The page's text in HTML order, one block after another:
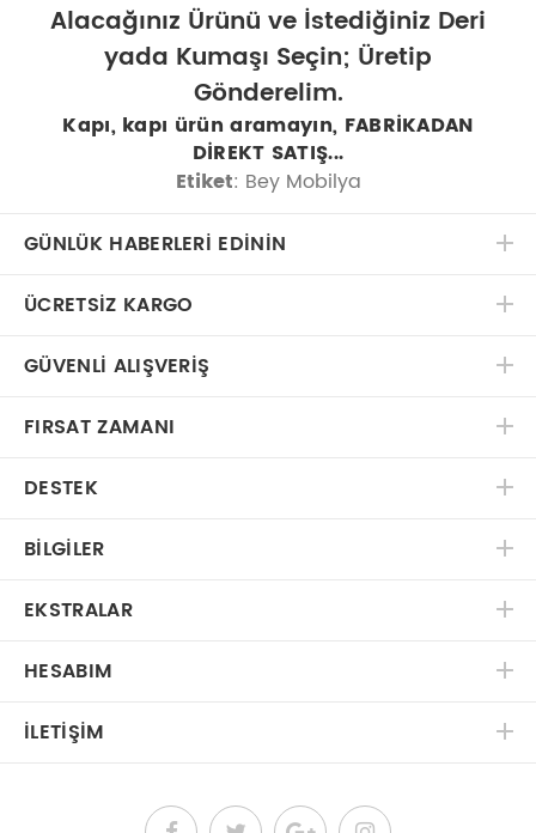
Alacağınız Ürünü ve İstediğiniz Deri
yada Kumaşı Seçin; Üretip
Gönderelim.
Kapı, kapı ürün aramayın, FABRİKADAN
DİREKT SATIŞ...
Etiket: Bey Mobilya
GÜNLÜK HABERLERİ EDİNİN
ÜCRETSIZ KARGO
GÜVENLI ALIŞVERIŞ
FIRSAT ZAMANI
DESTEK
BILGILER
EKSTRALAR
HESABIM
İLETIŞIM